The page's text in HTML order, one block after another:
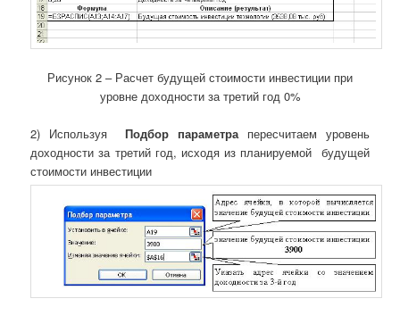
Рисунок 2 – Расчет будущей стоимости инвестиции при
уровне доходности за третий год 0%
2) Используя Подбор параметра пересчитаем уровень
доходности за третий год, исходя из планируемой будущей
стоимости инвестиции